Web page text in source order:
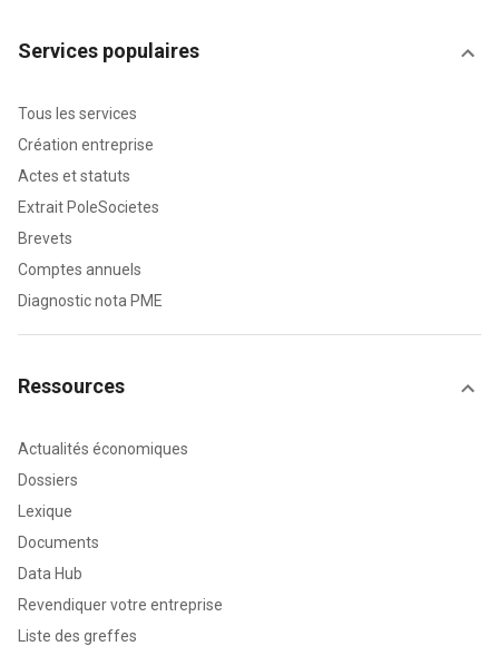
Services populaires
Tous les services
Création entreprise
Actes et statuts
Extrait PoleSocietes
Brevets
Comptes annuels
Diagnostic nota PME
Ressources
Actualités économiques
Dossiers
Lexique
Documents
Data Hub
Revendiquer votre entreprise
Liste des greffes